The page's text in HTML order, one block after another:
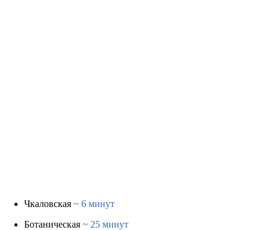
Чкаловская ~ 6 минут
Ботаническая ~ 25 минут